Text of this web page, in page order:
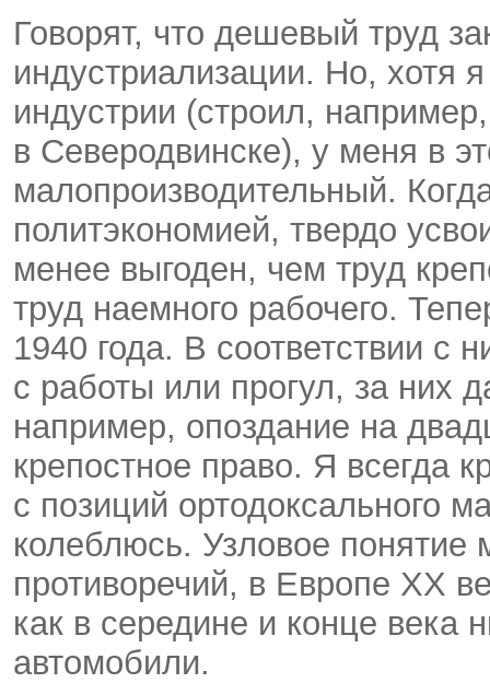
Говорят, что дешевый труд
индустриализации. Но, хотя
индустрии (строил,
в Северодвинске), у меня в
малопроизводительный.
политэкономией, твердо
менее выгоден, чем труд
труд наемного рабочего.
1940 года. В соответствии с
с работы или прогул, за них
например, опоздание на
крепостное право. Я всегда
с позиций ортодоксального
колеблюсь. Узловое понятие
противоречий, в Европе ХХ
как в середине и конце века
автомобили.